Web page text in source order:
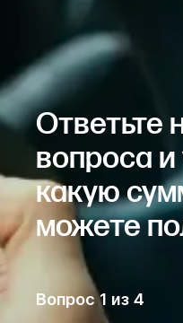
Ответьте
вопроса и
какую
можете
Вопрос1 из 4